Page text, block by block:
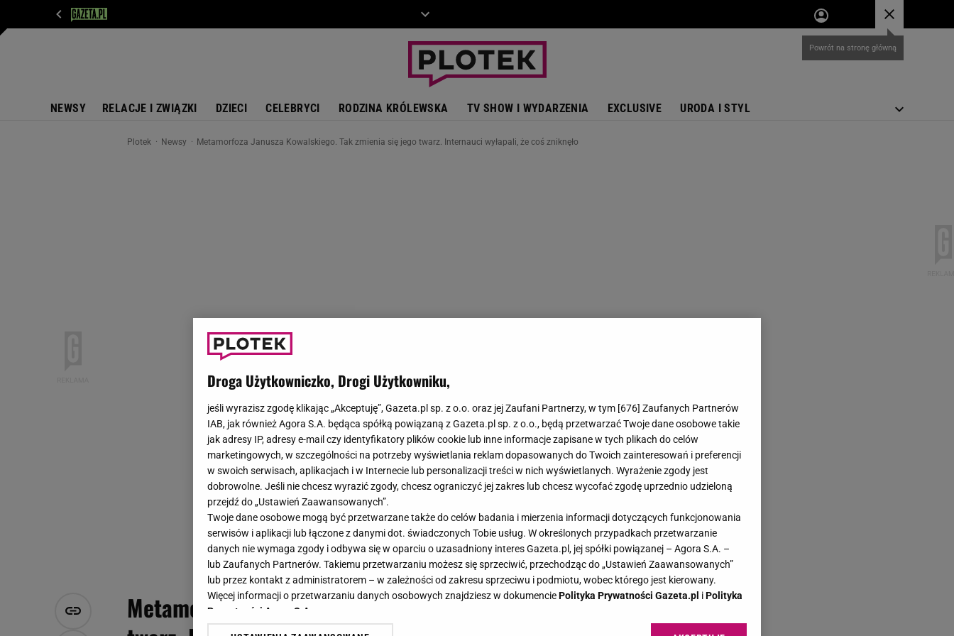
NEWSY RELACJE I ZWIĄZKI DZIECI CELEBRYCI RODZINA KRÓLEWSKA TV SHOW I WYDARZENIA EXCLUSIVE URODA I STYL
Plotek Newsy Metamorfoza Janusza Kowalskiego. Tak zmienia się jego twarz. Internauci wyłapali, że coś zniknęło
Metamorfoza Janusza Kowalskiego. Tak zmienia się jego
Droga Użytkowniczko, Drogi Użytkowniku,
jeśli wyrazisz zgodę klikając „Akceptuję”, Gazeta.pl sp. z o.o. oraz jej Zaufani Partnerzy, w tym [676] Zaufanych Partnerów
IAB, jak również Agora S.A. będąca spółką powiązaną z Gazeta.pl sp. z o.o., będą przetwarzać Twoje dane osobowe takie
jak adresy IP, adresy e-mail czy identyfikatory plików cookie lub inne informacje zapisane w tych plikach do celów
marketingowych, w szczególności na potrzeby wyświetlania reklam dopasowanych do Twoich zainteresowań i preferencji
w swoich serwisach, aplikacjach i w Internecie lub personalizacji treści w nich wyświetlanych. Wyrażenie zgody jest
dobrowolne. Jeśli nie chcesz wyrazić zgody, chcesz ograniczyć jej zakres lub chcesz wycofać zgodę uprzednio udzieloną
przejdź do „Ustawień Zaawansowanych”.
Twoje dane osobowe mogą być przetwarzane także do celów badania i mierzenia informacji dotyczących funkcjonowania
serwisów i aplikacji lub łączone z danymi dot. świadczonych Tobie usług. W określonych przypadkach przetwarzanie
danych nie wymaga zgody i odbywa się w oparciu o uzasadniony interes Gazeta.pl, jej spółki powiązanej – Agora S.A. –
lub Zaufanych Partnerów. Takiemu przetwarzaniu możesz się sprzeciwić, przechodząc do „Ustawień Zaawansowanych”
lub przez kontakt z administratorem – w zależności od zakresu sprzeciwu i podmiotu, wobec którego jest kierowany.
Więcej informacji o przetwarzaniu danych osobowych znajdziesz w dokumenciePolityka Prywatności Gazeta.pl iPolityka
Prywatności Agora S.A.